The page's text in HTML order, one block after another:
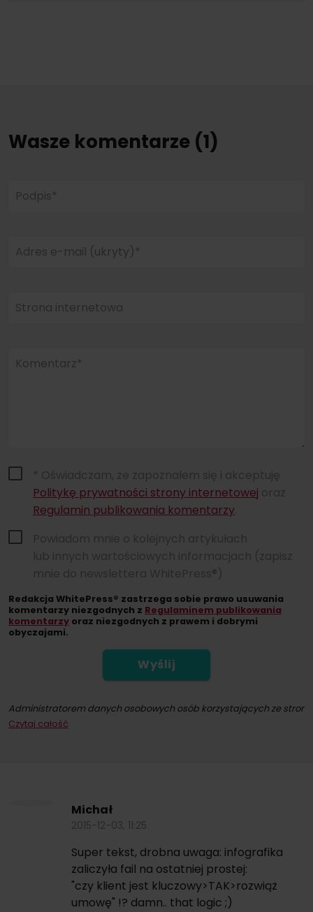
Wasze komentarze (1)
Podpis*
Adres e-mail (ukryty)*
Strona internetowa
Komentarz*
* Oświadczam, że zapoznałem się i akceptuję
Politykę prywatności strony internetowej oraz
Regulamin publikowania komentarzy
Powiadom mnie o kolejnych artykułach
lub innych wartościowych informacjach (zapisz
mnie do newslettera WhitePress®)
Redakcja WhitePress® zastrzega sobie prawo usuwania
komentarzy niezgodnych z Regulaminem publikowania
komentarzy oraz niezgodnych z prawem i dobrymi
obyczajami.
Wyślij
Administratorem danych osobowych osób korzystających ze strony
Dokonując zapisu na newsletter wyrażacie Państwo zgodę na
Czytaj całość
Michał
2015-12-03, 11:25
Super tekst, drobna uwaga: infografika
zaliczyła fail na ostatniej prostej:
"czy klient jest kluczowy>TAK>rozwiąż
umowę" !? damn.. that logic ;)